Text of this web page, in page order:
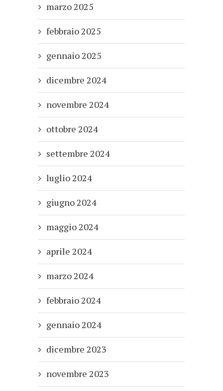
marzo 2025
febbraio 2025
gennaio 2025
dicembre 2024
novembre 2024
ottobre 2024
settembre 2024
luglio 2024
giugno 2024
maggio 2024
aprile 2024
marzo 2024
febbraio 2024
gennaio 2024
dicembre 2023
novembre 2023